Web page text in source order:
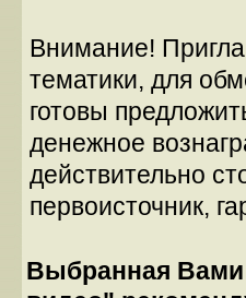
Внимание!
тематики, для
готовы
денежное
действительно
первоисточник,
Выбранная Вами